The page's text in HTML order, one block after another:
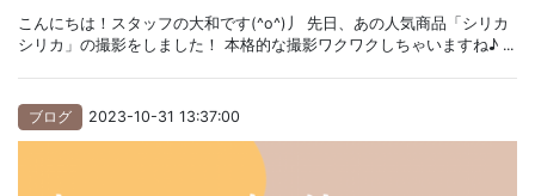
こんにちは！スタッフの大和です(^o^)丿 先日、あの人気商品「シリカ
シリカ」の撮影をしました！ 本格的な撮影ワクワクしちゃいますね♪ ...
ブログ 2023-10-31 13:37:00